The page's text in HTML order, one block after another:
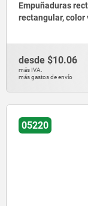
Empuñaduras
rectangular, color
desde $10.06
más IVA.
más gastos de envío
05220